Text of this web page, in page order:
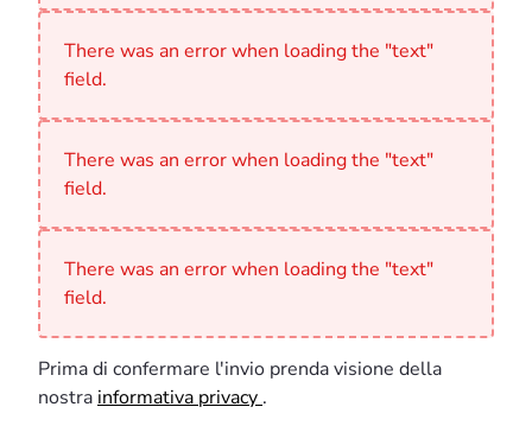
There was an error when loading the "text"
field.
There was an error when loading the "text"
field.
There was an error when loading the "text"
field.
Prima di confermare l'invio prenda visione della
nostra informativa privacy .